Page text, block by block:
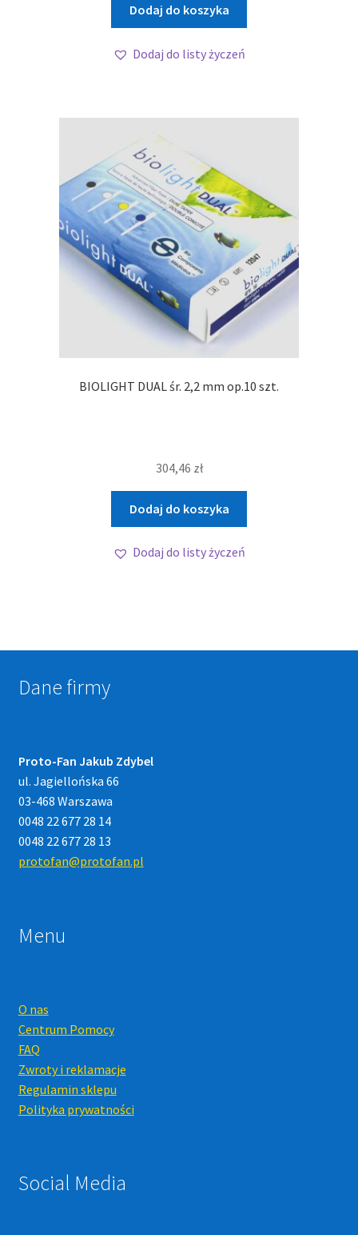
Dodaj do koszyka
Dodaj do listy życzeń
BIOLIGHT DUAL śr. 2,2 mm op.10 szt.
304,46 zł
Dodaj do koszyka
Dodaj do listy życzeń
Dane firmy
Proto-Fan Jakub Zdybel
ul. Jagiellońska 66
03-468 Warszawa
0048 22 677 28 14
0048 22 677 28 13
protofan@protofan.pl
Menu
O nas
Centrum Pomocy
FAQ
Zwroty i reklamacje
Regulamin sklepu
Polityka prywatności
Social Media